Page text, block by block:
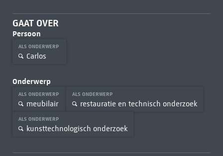
GAAT OVER
Persoon
ALS ONDERWERP
Carlos
Onderwerp
ALS ONDERWERP
meubilair
ALS ONDERWERP
restauratie en technisch onderzoek
ALS ONDERWERP
kunsttechnologisch onderzoek